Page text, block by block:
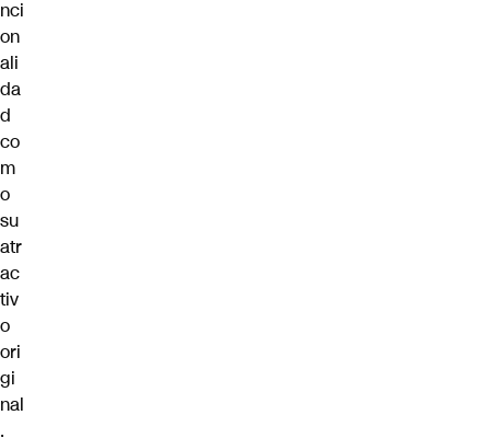
nci
on
ali
da
d
co
m
o
su
atr
ac
tiv
o
ori
gi
nal
.